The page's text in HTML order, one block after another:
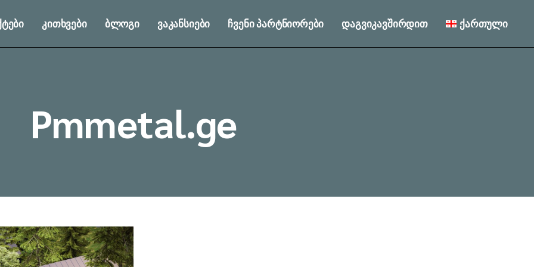
კითხვები ბლოგი ვაკანსიები ჩვენი პარტნიორები დაგვიკავშირდით ქართული
English
Русский
Pmmetal.ge